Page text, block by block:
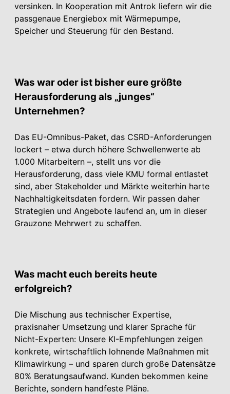
versinken. In Kooperation mit Antrok liefern wir die
passgenaue Energiebox mit Wärmepumpe,
Speicher und Steuerung für den Bestand.
Was war oder ist bisher eure größte
Herausforderung als „junges“
Unternehmen?
Das EU-Omnibus-Paket, das CSRD-Anforderungen
lockert – etwa durch höhere Schwellenwerte ab
1.000 Mitarbeitern –, stellt uns vor die
Herausforderung, dass viele KMU formal entlastet
sind, aber Stakeholder und Märkte weiterhin harte
Nachhaltigkeitsdaten fordern. Wir passen daher
Strategien und Angebote laufend an, um in dieser
Grauzone Mehrwert zu schaffen.
Was macht euch bereits heute
erfolgreich?
Die Mischung aus technischer Expertise,
praxisnaher Umsetzung und klarer Sprache für
Nicht-Experten: Unsere KI-Empfehlungen zeigen
konkrete, wirtschaftlich lohnende Maßnahmen mit
Klimawirkung – und sparen durch große Datensätze
80% Beratungsaufwand. Kunden bekommen keine
Berichte, sondern handfeste Pläne.